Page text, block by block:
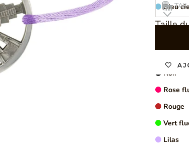
Bleu
Bleu roi
Noir
Rose
Rouge
Vert
Lilas
Taille